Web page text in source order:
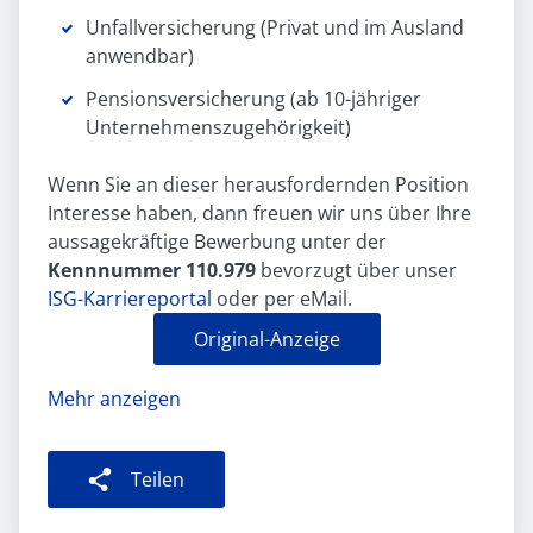
Unfallversicherung (Privat und im Ausland
anwendbar)
Pensionsversicherung (ab 10-jähriger
Unternehmenszugehörigkeit)
Wenn Sie an dieser herausfordernden Position
Interesse haben, dann freuen wir uns über Ihre
aussagekräftige Bewerbung unter der
Kennnummer 110.979 bevorzugt über unser
ISG-Karriereportal oder per eMail.
Original-Anzeige
Mehr anzeigen
Teilen